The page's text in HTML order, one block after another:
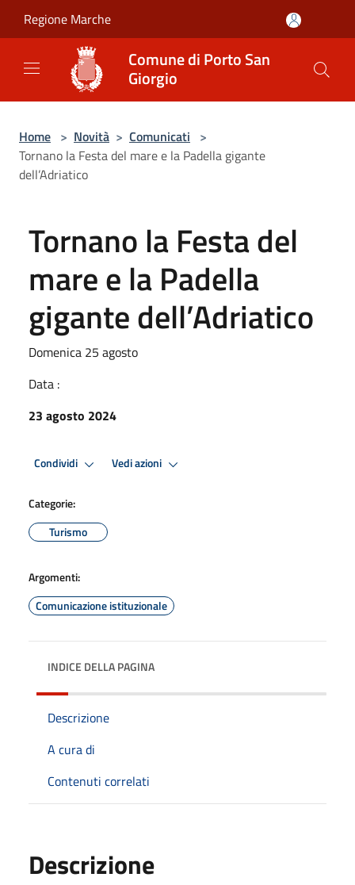
Regione Marche
Comune di Porto San
Giorgio
Home > Novità > Comunicati >
Tornano la Festa del mare e la Padella gigante
dell’Adriatico
Tornano la Festa del
mare e la Padella
gigante dell’Adriatico
Domenica 25 agosto
Data :
23 agosto 2024
Condividi Vedi azioni
Categorie:
Turismo
Argomenti:
Comunicazione istituzionale
INDICE DELLA PAGINA
Descrizione
A cura di
Contenuti correlati
Descrizione